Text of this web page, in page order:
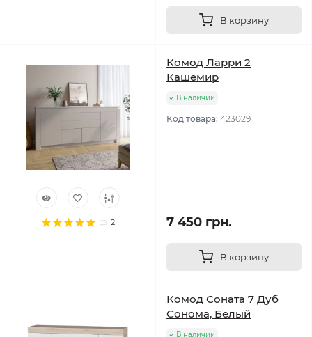
В корзину
2
Комод Ларри 2
Кашемир
В наличии
Код товара: 423029
7 450 грн.
В корзину
Комод Соната 7 Дуб
Сонома, Белый
В наличии